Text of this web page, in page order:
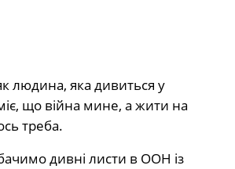
людина, яка дивиться у
що війна мине, а жити на
треба.
дивні листи в ООН із